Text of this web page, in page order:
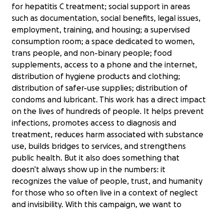
for hepatitis C treatment; social support in areas
such as documentation, social benefits, legal issues,
employment, training, and housing; a supervised
consumption room; a space dedicated to women,
trans people, and non-binary people; food
supplements, access to a phone and the internet,
distribution of hygiene products and clothing;
distribution of safer-use supplies; distribution of
condoms and lubricant. This work has a direct impact
on the lives of hundreds of people. It helps prevent
infections, promotes access to diagnosis and
treatment, reduces harm associated with substance
use, builds bridges to services, and strengthens
public health. But it also does something that
doesn’t always show up in the numbers: it
recognizes the value of people, trust, and humanity
for those who so often live in a context of neglect
and invisibility. With this campaign, we want to